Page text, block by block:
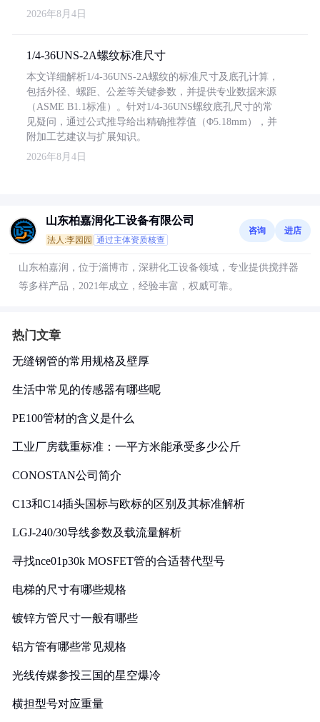
2026年8月4日
1/4-36UNS-2A螺纹标准尺寸
本文详细解析1/4-36UNS-2A螺纹的标准尺寸及底孔计算，
包括外径、螺距、公差等关键参数，并提供专业数据来源
（ASME B1.1标准）。针对1/4-36UNS螺纹底孔尺寸的常
见疑问，通过公式推导给出精确推荐值（Φ5.18mm），并
附加工艺建议与扩展知识。
2026年8月4日
山东柏嘉润化工设备有限公司
法人:李园园 通过主体资质核查
咨询 进店
山东柏嘉润，位于淄博市，深耕化工设备领域，专业提供搅拌器
等多样产品，2021年成立，经验丰富，权威可靠。
热门文章
无缝钢管的常用规格及壁厚
生活中常见的传感器有哪些呢
PE100管材的含义是什么
工业厂房载重标准：一平方米能承受多少公斤
CONOSTAN公司简介
C13和C14插头国标与欧标的区别及其标准解析
LGJ-240/30导线参数及载流量解析
寻找nce01p30k MOSFET管的合适替代型号
电梯的尺寸有哪些规格
镀锌方管尺寸一般有哪些
铝方管有哪些常见规格
光线传媒参投三国的星空爆冷
横担型号对应重量